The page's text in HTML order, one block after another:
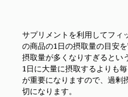
サプリメントを利用してフィ
の商品の1日の摂取量の目安
摂取量が多くなりすぎるとい
1日に大量に摂取するよりも
が重要になりますので、過剰
切になります。